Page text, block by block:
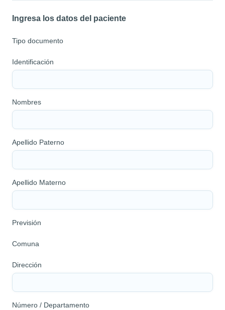
Ingresa los datos del paciente
Tipo documento
Identificación
Nombres
Apellido Paterno
Apellido Materno
Previsión
Comuna
Dirección
Número / Departamento